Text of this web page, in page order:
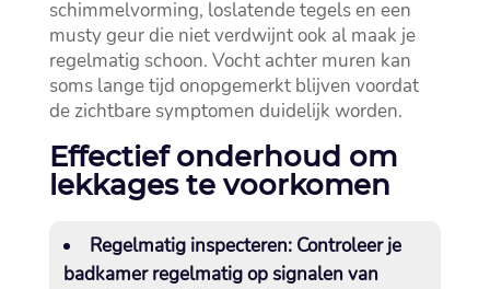
schimmelvorming, loslatende tegels en een
musty geur die niet verdwijnt ook al maak je
regelmatig schoon.​ Vocht achter muren kan
soms lange tijd onopgemerkt blijven voordat
de zichtbare symptomen duidelijk worden.​
Effectief onderhoud om
lekkages te voorkomen
Regelmatig inspecteren:Controleer je
badkamer regelmatig op signalen van